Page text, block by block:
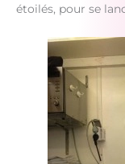
étoilés, pour se